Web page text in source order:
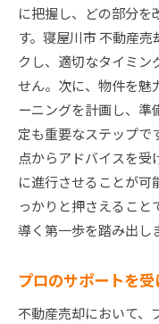
に把握し、どの部分を
す。寝屋川市 不動産
クし、適切なタイミン
せん。次に、物件を魅
ーニングを計画し、準
定も重要なステップで
点からアドバイスを受
に進行させることが可
っかりと押さえるこ
導く第一歩を踏み出し
プロのサポートを
不動産売却において、